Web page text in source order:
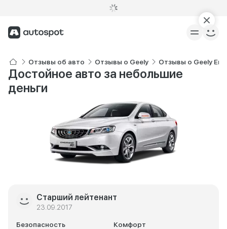
Отзывы об авто Отзывы о Geely Отзывы о Geely
Достойное авто за небольшие
деньги
Старший лейтенант
23.09.2017
Безопасность Комфорт